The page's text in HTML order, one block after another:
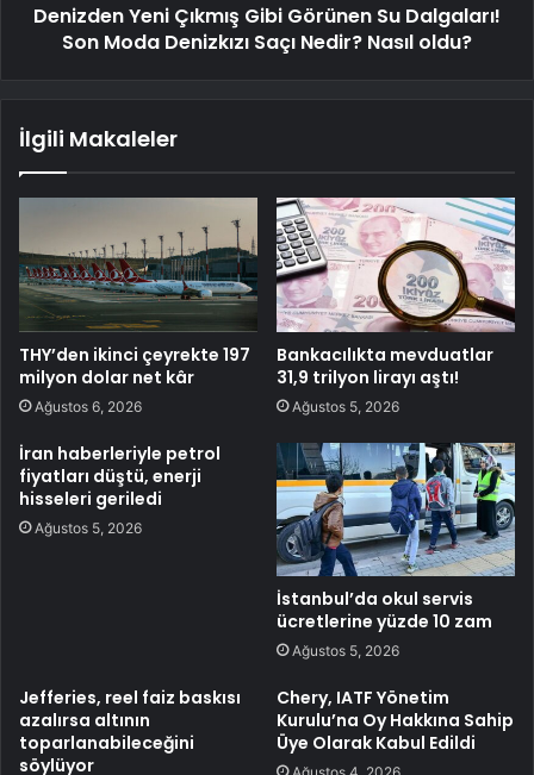
Denizden Yeni Çıkmış Gibi Görünen Su Dalgaları!
Son Moda Denizkızı Saçı Nedir? Nasıl oldu?
İlgili Makaleler
THY’den ikinci çeyrekte 197
milyon dolar net kâr
Ağustos 6, 2026
Bankacılıkta mevduatlar
31,9 trilyon lirayı aştı!
Ağustos 5, 2026
İran haberleriyle petrol
fiyatları düştü, enerji
hisseleri geriledi
Ağustos 5, 2026
İstanbul’da okul servis
ücretlerine yüzde 10 zam
Ağustos 5, 2026
Jefferies, reel faiz baskısı
azalırsa altının
toparlanabileceğini
söylüyor
Chery, IATF Yönetim
Kurulu’na Oy Hakkına Sahip
Üye Olarak Kabul Edildi